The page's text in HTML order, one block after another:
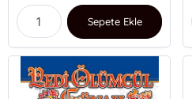
Sepete Ekle